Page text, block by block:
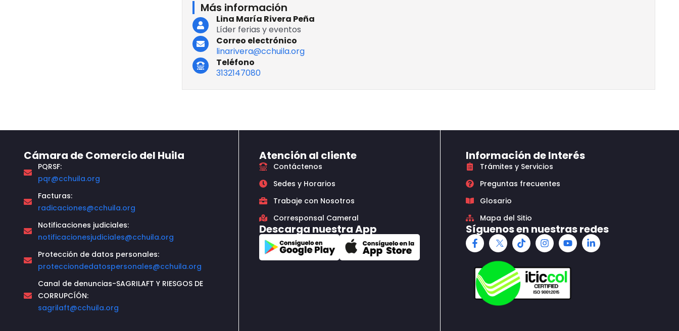
Más información
Lina María Rivera Peña
Líder ferias y eventos
Correo electrónico
linarivera@cchuila.org
Teléfono
3132147080
Cámara de Comercio del Huila
PQRSF:
pqr@cchuila.org
Facturas:
radicaciones@cchuila.org
Notificaciones judiciales:
notificacionesjudiciales@cchuila.org
Protección de datos personales:
protecciondedatospersonales@cchuila.org
Canal de denuncias-SAGRILAFT Y RIESGOS DE
CORRUPCÍÓN:
sagrilaft@cchuila.org
Atención al cliente
Contáctenos
Sedes y Horarios
Trabaje con Nosotros
Corresponsal Cameral
Descarga nuestra App
Información de Interés
Trámites y Servicios
Preguntas frecuentes
Glosario
Mapa del Sitio
Síguenos en nuestras redes